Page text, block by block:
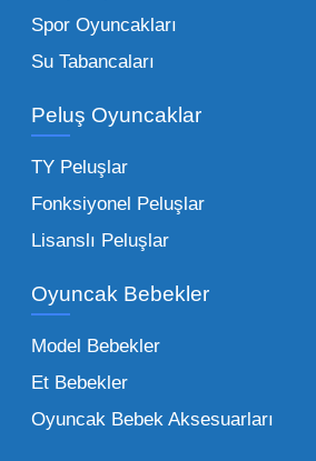
Bu kategorideki küçük
alımlarda çok düşük
adetli stok yapmanıza
sürpriz paketler ve
harçlıklarıyla kolayca
Çocuk Oyuncakları
Bebeklik döneminden
toptan tedariği yaparken,
figürlerden geleneksel oyun
her şeyi portföyümüzde
Spor Oyuncakları
Su Tabancaları
Peluş Oyuncaklar
TY Peluşlar
Fonksiyonel Peluşlar
Lisanslı Peluşlar
Oyuncak Bebekler
Model Bebekler
Et Bebekler
Oyuncak Bebek Aksesuarları